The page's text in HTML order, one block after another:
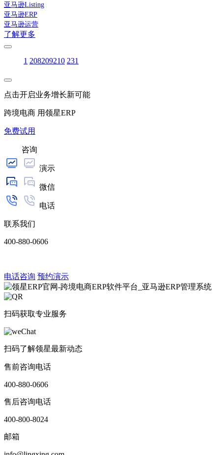
亚马逊Listing
亚马逊ERP
亚马逊运营
了解更多
1 208209210 231
点击开启业务增长新可能
跨境电商 用领星ERP
免费试用
咨询
演示
微信
电话
联系我们
400-880-0606
电话咨询 预约演示
扫码获取专业服务
扫码了解领星最新动态
售前咨询电话
400-880-0606
售后咨询电话
400-800-8024
邮箱